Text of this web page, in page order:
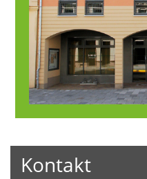
Kontakt